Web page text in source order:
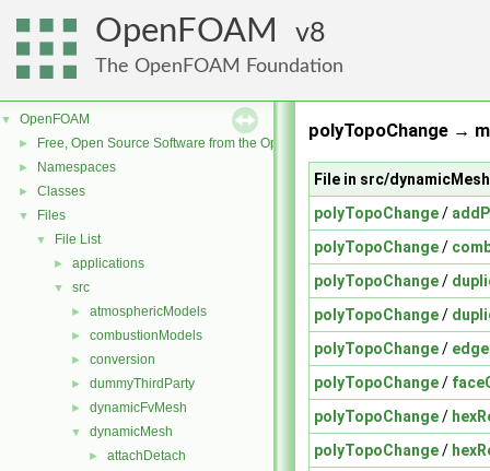
OpenFOAM 8
The OpenFOAM Foundation
▼ OpenFOAM
► Free, Open Source Software from the OpenFOAM Foundation
► Namespaces
► Classes
▼ Files
▼ File List
► applications
▼ src
► atmosphericModels
► combustionModels
► conversion
► dummyThirdParty
► dynamicFvMesh
▼ dynamicMesh
► attachDetach
polyTopoChange →
File in src/
polyTopoChange/
polyTopoChange/
polyTopoChange/
polyTopoChange/
polyTopoChange/
polyTopoChange/
polyTopoChange/
polyTopoChange/